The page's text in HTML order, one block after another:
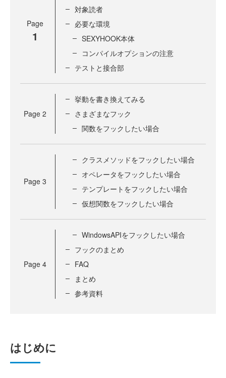
Page
1
対象読者
必要な環境
SEXYHOOK本体
コンパイルオプションの注意
テストと接合部
Page 2
挙動を書き換えてみる
さまざまなフック
関数をフックしたい場合
Page 3
クラスメソッドをフックしたい場合
オペレータをフックしたい場合
テンプレートをフックしたい場合
仮想関数をフックしたい場合
Page 4
WindowsAPIをフックしたい場合
フックのまとめ
FAQ
まとめ
参考資料
はじめに